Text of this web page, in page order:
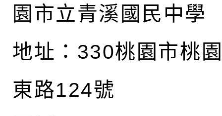
園市立青溪國民中學
地址： 330桃園市桃
東路124號